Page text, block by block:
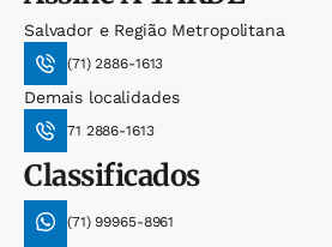
Salvador e Região Metropolitana
(71) 2886-1613
Demais localidades
71 2886-1613
Classificados
(71) 99965-8961